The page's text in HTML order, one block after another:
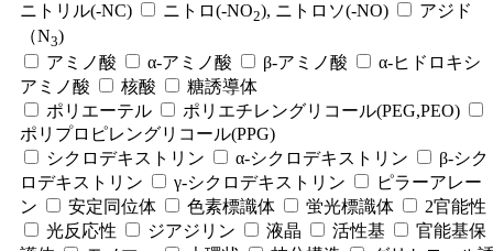
ニトリル(-NC)
ニトロ(-NO2), ニトロソ(-NO)
アジド
（N3)
アミノ酸
α-アミノ酸 β-アミノ酸
α-ヒドロキシ
アミノ酸
核酸
糖誘導体
ポリエーテル
ポリエチレングリコール(PEG,PEO)
ポリプロピレングリコール(PPG)
シクロデキストリン
α-シクロデキストリン
β-シク
ロデキストリン
γ-シクロデキストリン
ピラーアレー
ン
安定同位体 色素標識体 蛍光標識体
2官能性
光反応性
ジアジリン 液晶 活性基
官能基保